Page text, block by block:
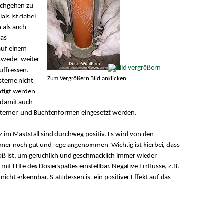
Zum Vergrößern Bild anklicken
zu
ist dabei
als auch
einem
weiter
nicht
werden.
auch
und Buchtenformen eingesetzt werden.
im Maststall sind durchweg positiv. Es wird von den
noch gut und rege angenommen. Wichtig ist hierbei, dass
ist, um geruchlich und geschmacklich immer wieder
Hilfe des Dosierspaltes einstellbar. Negative Einflüsse, z.B.
erkennbar. Stattdessen ist ein positiver Effekt auf das